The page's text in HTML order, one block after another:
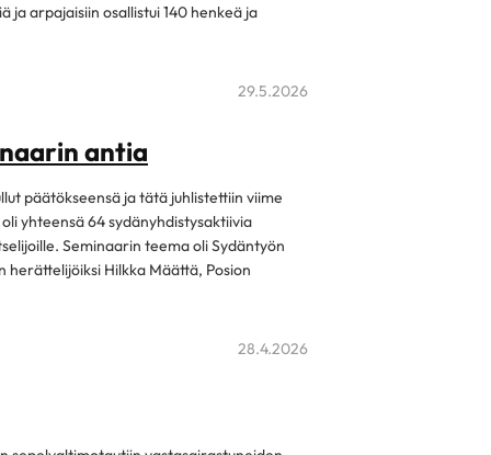
ja arpajaisiin osallistui 140 henkeä ja
29.5.2026
antia
päätökseensä ja tätä juhlistettiin viime
yhteensä 64 sydänyhdistysaktiivia
Seminaarin teema oli Sydäntyön
herättelijöiksi Hilkka Määttä, Posion
28.4.2026